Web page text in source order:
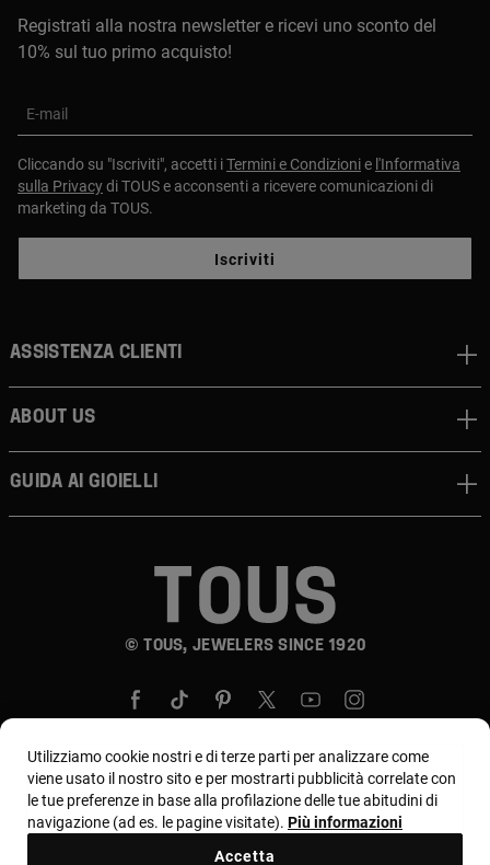
Registrati alla nostra newsletter e ricevi uno sconto del
10% sul tuo primo acquisto!
E-mail
Cliccando su "Iscriviti", accetti iTermini e Condizionie l'Informativa
sulla Privacydi TOUS e acconsenti a ricevere comunicazioni di
marketing da TOUS.
Iscriviti
© TOUS, JEWELERS SINCE 1920
Assistenza clienti
About us
Guida ai gioielli
Paese e valuta:Italia / Euro
Utilizziamo cookie nostri e di terze parti per analizzare come
viene usato il nostro sito e per mostrarti pubblicità correlate con
le tue preferenze in base alla profilazione delle tue abitudini di
navigazione (ad es. le pagine visitate). Più informazioni
Accetta